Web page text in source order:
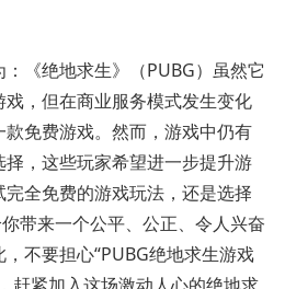
《绝地求生》（PUBG）虽然它
，但在商业服务模式发生变化
免费游戏。然而，游戏中仍有
，这些玩家希望进一步提升游
全免费的游戏玩法，还是选择
带来一个公平、公正、令人兴奋
不要担心“PUBG绝地求生游戏